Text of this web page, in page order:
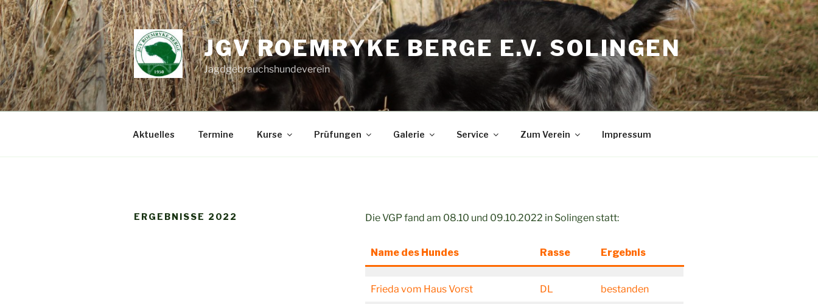
Zum
Inhalt
springen
JGV ROEMRYKE BERGE E.V. SOLINGEN
Jagdgebrauchshundeverein
Aktuelles Termine Kurse Prüfungen Galerie Service Zum Verein Impressum
ERGEBNISSE 2022 Die VGP fand am 08.10 und 09.10.2022 in Solingen statt:
Name des Hundes Rasse Ergebnis
Frieda vom Haus Vorst DL bestanden